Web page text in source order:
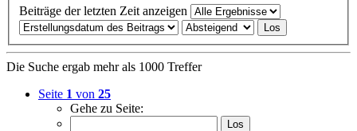
Beiträge der letzten Zeit anzeigen
Die Suche ergab mehr als 1000 Treffer
Seite 1 von 25
Gehe zu Seite: